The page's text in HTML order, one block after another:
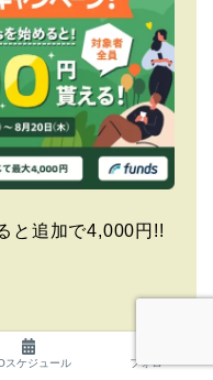
と追加で4,000円!!
の投資を始めてみ
スケジュール フォロー